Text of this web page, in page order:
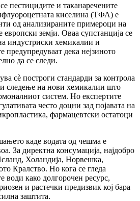
пестицидите и таканаречените
киселина (ТФА) е
од анализираните примероци на
земји. Оваа супстанција се
индустриски хемикалии и
предупредуваат дека нејзиното
да се следи.
сè построги стандарди за контрола
следење на нови хемикалии што
систем. Но експертите
често доцни зад појавата на
фармацевтски остатоци
каде водата од чешма е
За директна консумација, најдобро
Холандија, Норвешка,
Кралство. Но кога се гледа
води како долгорочен ресурс,
и растечки предизвик кој бара
заштита.